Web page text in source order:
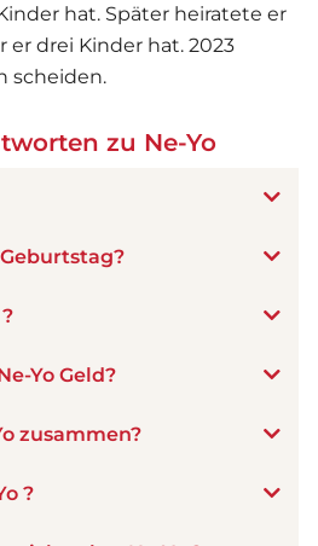
hat. Später heiratete er
er drei Kinder hat. 2023
scheiden.
zu Ne-Yo
Yo Geld?
zusammen?
?